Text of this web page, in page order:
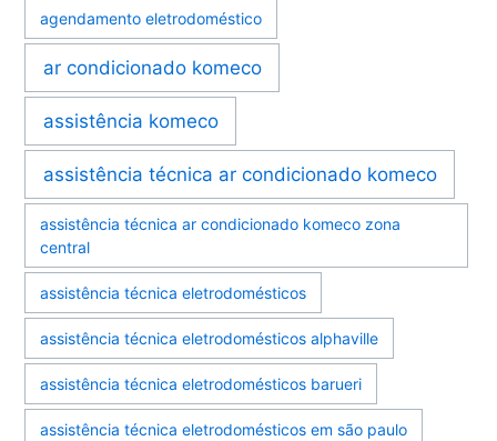
agendamento eletrodoméstico
ar condicionado komeco
assistência komeco
assistência técnica ar condicionado komeco
assistência técnica ar condicionado komeco zona
central
assistência técnica eletrodomésticos
assistência técnica eletrodomésticos alphaville
assistência técnica eletrodomésticos barueri
assistência técnica eletrodomésticos em são paulo